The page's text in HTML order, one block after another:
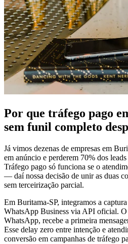
Por que tráfego pago
sem funil completo
Já vimos dezenas de empresas em
em anúncio e perderem 70% dos
Tráfego pago só funciona se o
— daí nossa decisão de unir as duas
sem terceirização parcial.
Em Buritama-SP, integramos a
WhatsApp Business via API oficial.
WhatsApp, recebe a primeira
Esse delay zero entre intenção e
conversão em campanhas de tráfego